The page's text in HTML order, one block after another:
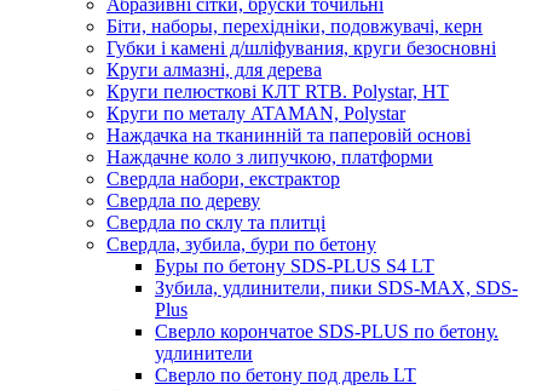
Абразивні сітки, бруски точильні
Біти, наборы, перехідніки, подовжувачі, керн
Губки і камені д/шліфувания, круги безосновні
Круги алмазні, для дерева
Круги пелюсткові КЛТ RTB. Polystar, НТ
Круги по металу ATAMAN, Polystar
Наждачка на тканинній та паперовій основі
Наждачне коло з липучкою, платформи
Свердла набори, екстрактор
Свердла по дереву
Свердла по склу та плитці
Свердла, зубила, бури по бетону
Буры по бетону SDS-PLUS S4 LT
Зубила, удлинители, пики SDS-МАХ, SDS-
Plus
Сверло корончатое SDS-PLUS по бетону.
удлинители
Сверло по бетону под дрель LT